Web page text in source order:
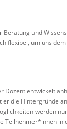
Beratung und
flexibel, um uns
Dozent entwickelt
er die Hintergründe
werden
Teilnehmer*innen in